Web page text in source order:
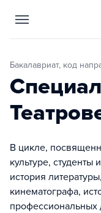
Бакалавриат, код
В цикле,
культуре, студенты
история
кинематографа,
профессиональных